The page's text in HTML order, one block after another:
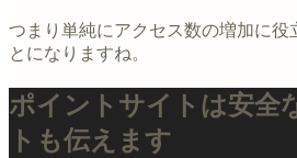
つまり単純にアクセス数の増加に役
とになりますね。
ポイントサイトは安全
トも伝えます